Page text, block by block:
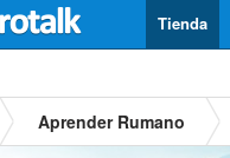
Tienda
Aprender Rumano